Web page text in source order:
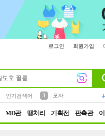
로그인 회원가입
인기검색어
3
모자
4
선풍기
MD관 땡처리 기획전 판촉관